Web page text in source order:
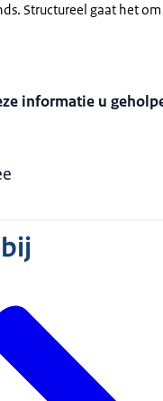
Structureel gaat het
informatie u